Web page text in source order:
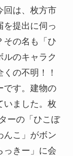
回は、枚方市
を提出に伺っ
その名も「ひ
ルのキャラク
の不明！！
です。建物の
いました。枚
ーの「ひこぼ
んこ」がボン
っきー」に会